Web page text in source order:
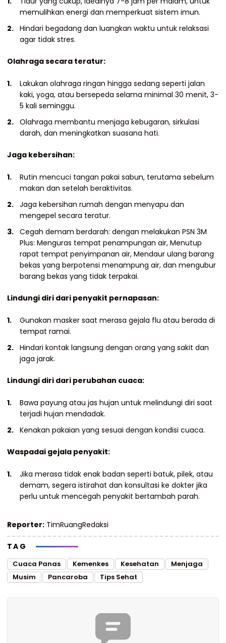
memulihkan energi dan memperkuat sistem imun.
Hindari begadang dan luangkan waktu untuk relaksasi
agar tidak stres.
Olahraga secara teratur:
Lakukan olahraga ringan hingga sedang seperti jalan
kaki, yoga, atau bersepeda selama minimal 30 menit, 3-
5 kali seminggu.
Olahraga membantu menjaga kebugaran, sirkulasi
darah, dan meningkatkan suasana hati.
Jaga kebersihan:
Rutin mencuci tangan pakai sabun, terutama sebelum
makan dan setelah beraktivitas.
Jaga kebersihan rumah dengan menyapu dan
mengepel secara teratur.
Cegah demam berdarah: dengan melakukan PSN 3M
Plus: Menguras tempat penampungan air, Menutup
rapat tempat penyimpanan air, Mendaur ulang barang
bekas yang berpotensi menampung air, dan mengubur
barang bekas yang tidak terpakai.
Lindungi diri dari penyakit pernapasan:
Gunakan masker saat merasa gejala flu atau berada di
tempat ramai.
Hindari kontak langsung dengan orang yang sakit dan
jaga jarak.
Lindungi diri dari perubahan cuaca:
Bawa payung atau jas hujan untuk melindungi diri saat
terjadi hujan mendadak.
Kenakan pakaian yang sesuai dengan kondisi cuaca.
Waspadai gejala penyakit:
Jika merasa tidak enak badan seperti batuk, pilek, atau
demam, segera istirahat dan konsultasi ke dokter jika
perlu untuk mencegah penyakit bertambah parah.
Reporter: TimRuangRedaksi
TAG
Cuaca Panas Kemenkes Kesehatan
Menjaga
Musim
Pancaroba Tips Sehat